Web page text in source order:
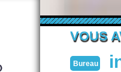
VOUS
Bureau